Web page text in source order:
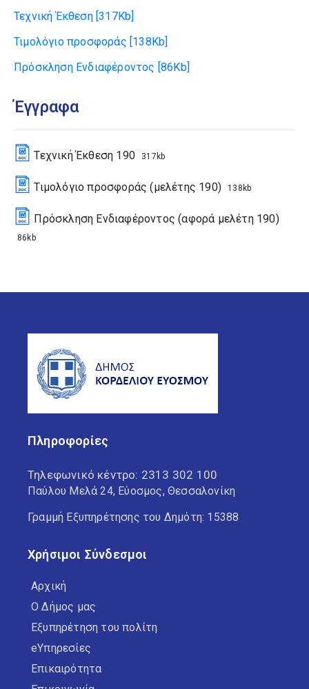
Τεχνική Έκθεση[317Kb]
Τιμολόγιο προσφοράς [138Kb]
Πρόσκληση Ενδιαφέροντος [86Kb]
Έγγραφα
Τεχνική Έκθεση 190 317kb
Τιμολόγιο προσφοράς (μελέτης 190) 138kb
Πρόσκληση Ενδιαφέροντος (αφορά μελέτη 190)
86kb
Πληροφορίες
Τηλεφωνικό κέντρο: 2313 302 100
Παύλου Μελά 24, Εύοσμος, Θεσσαλονίκη
Γραμμή Εξυπηρέτησης του Δημότη: 15388
Χρήσιμοι Σύνδεσμοι
Αρχική
Ο Δήμος μας
Εξυπηρέτηση του πολίτη
eΥπηρεσίες
Επικαιρότητα